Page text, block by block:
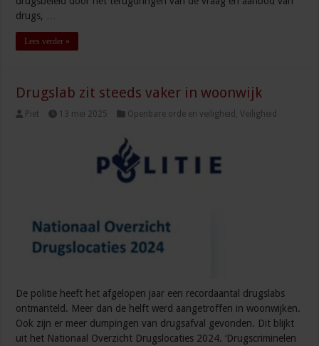
drugs, …
Lees verder »
Drugslab zit steeds vaker in woonwijk
Piet 13 mei 2025 Openbare orde en veiligheid ,Veiligheid
De politie heeft het afgelopen jaar een recordaantal drugslabs
ontmanteld. Meer dan de helft werd aangetroffen in woonwijken.
Ook zijn er meer dumpingen van drugsafval gevonden. Dit blijkt
uit het Nationaal Overzicht Drugslocaties 2024. ‘Drugscriminelen